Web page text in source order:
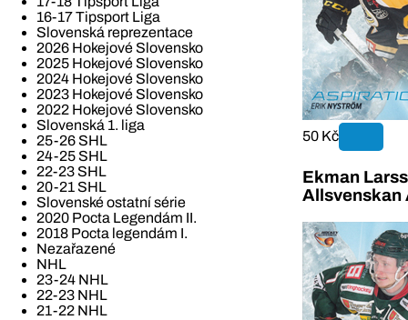
16-17 Tipsport Liga
Slovenská reprezentace
2026 Hokejové Slovensko
2025 Hokejové Slovensko
2024 Hokejové Slovensko
2023 Hokejové Slovensko
2022 Hokejové Slovensko
Slovenská 1. liga
25-26 SHL
24-25 SHL
22-23 SHL
20-21 SHL
Slovenské ostatní série
2020 Pocta Legendám II.
2018 Pocta legendám I.
Nezařazené
NHL
23-24 NHL
22-23 NHL
21-22 NHL
50 Kč
Ekman
Allsvenskan